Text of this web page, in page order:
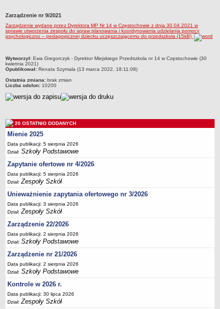
Przedszkola Miejskie
ARCHIWUM SZKÓŁ I PLACÓWEK
Zlikwidowane gimnazja
Wielofunkcyjna Placówka
Specjalny Ośrodek nr 1
Specjalny Ośrodek nr 5
Dane podstawowe
Statut
Majątek
Godziny dyżurów
Ogłoszenie
Zarządzenia
Kontrole
Rejestry, ewidencje, archiwa
Sprawozdania
Deklaracja dostępności
PORADNIE PSYCHOLOGICZNO-PEDAGOGICZNE
Zespół Poradni
BIURO FINANSÓW OŚWIATY
Dane podstawowe
Statut
Majątek
Zarządzenie nr 9/2021
Zarządzenie wydane przez Dyrektora MP Nr 14 w Częstochowie z dnia 30.04.2021 w
sprawie utworzenia zespołu do spraw planowania i koordynowania udzielania pomocy
psychologiczno – pedagogicznej dziecku uczęszczającemu do przedszkola (15kB)
metryczka
Wytworzył: Ewa Gregorczyk - Dyrektor Miejskiego Przedszkola nr 14 w Częstochowie (30
kwietnia 2021)
Opublikował: Renata Szymala (13 marca 2022, 18:11:08)
Ostatnia zmiana: brak zmian
Liczba odsłon: 10200
20 OSTATNIO DODANYCH
Mienie 2025
Data publikacji: 5 sierpnia 2026
Dział:Szkoły Podstawowe
Zapytanie ofertowe nr 4/2026
Data publikacji: 5 sierpnia 2026
Dział:Zespoły Szkół
Unieważnienie zapytania ofertowego nr 3/2026
Data publikacji: 3 sierpnia 2026
Dział:Zespoły Szkół
Zarządzenie 22/2026
Data publikacji: 2 sierpnia 2026
Dział:Szkoły Podstawowe
Zarządzenie nr 21/2026
Data publikacji: 2 sierpnia 2026
Dział:Szkoły Podstawowe
Kontrole w 2026 r.
Data publikacji: 30 lipca 2026
Dział:Zespoły Szkół